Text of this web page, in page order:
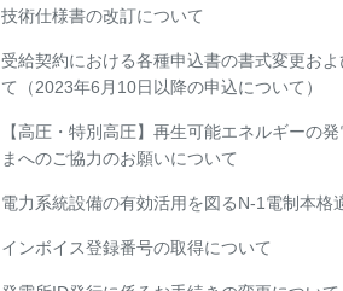
技術仕様書の改訂について
受給契約における各種申込書の書式変更お
て（2023年6月10日以降の申込について）
【高圧・特別高圧】再生可能エネルギーの
まへのご協力のお願いについて
電力系統設備の有効活用を図るN-1電制本格
インボイス登録番号の取得について